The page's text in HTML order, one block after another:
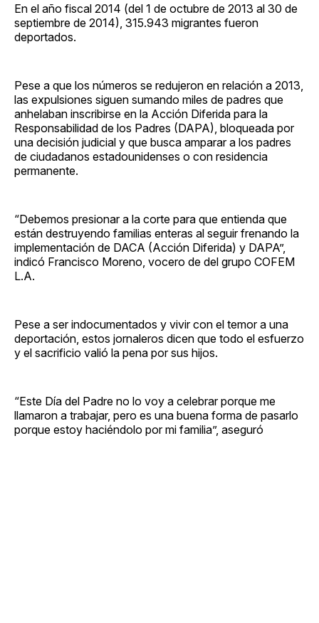
En el año fiscal 2014 (del 1 de octubre de 2013 al 30 de
septiembre de 2014), 315.943 migrantes fueron
deportados.
Pese a que los números se redujeron en relación a 2013,
las expulsiones siguen sumando miles de padres que
anhelaban inscribirse en la Acción Diferida para la
Responsabilidad de los Padres (DAPA), bloqueada por
una decisión judicial y que busca amparar a los padres
de ciudadanos estadounidenses o con residencia
permanente.
“Debemos presionar a la corte para que entienda que
están destruyendo familias enteras al seguir frenando la
implementación de DACA (Acción Diferida) y DAPA”,
indicó Francisco Moreno, vocero de del grupo COFEM
L.A.
Pese a ser indocumentados y vivir con el temor a una
deportación, estos jornaleros dicen que todo el esfuerzo
y el sacrificio valió la pena por sus hijos.
“Este Día del Padre no lo voy a celebrar porque me
llamaron a trabajar, pero es una buena forma de pasarlo
porque estoy haciéndolo por mi familia”, aseguró